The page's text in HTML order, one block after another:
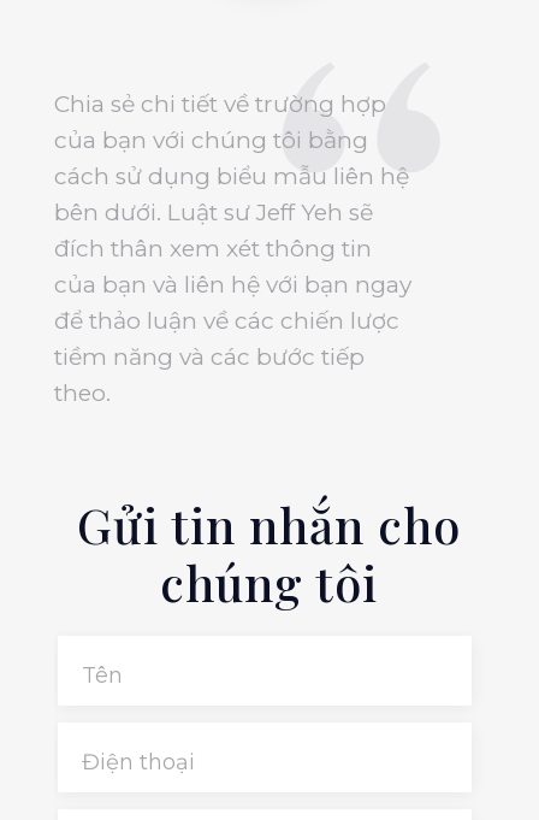
Chia sẻ chi tiết về trường hợp
của bạn với chúng tôi bằng
cách sử dụng biểu mẫu liên hệ
bên dưới. Luật sư Jeff Yeh sẽ
đích thân xem xét thông tin
của bạn và liên hệ với bạn ngay
để thảo luận về các chiến lược
tiềm năng và các bước tiếp
theo.
Gửi tin nhắn cho
chúng tôi
Tên
Điện thoại